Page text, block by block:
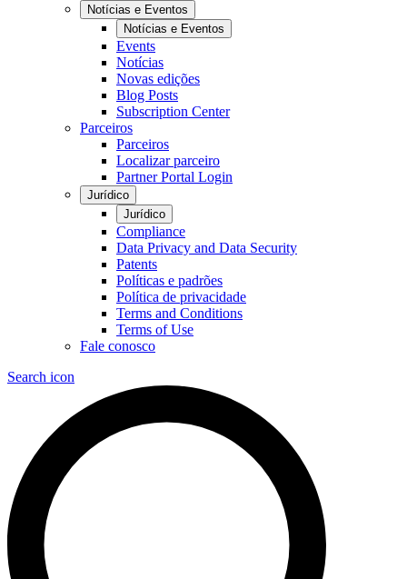
Notícias e Eventos
Notícias e Eventos
Events
Notícias
Novas edições
Blog Posts
Subscription Center
Parceiros
Parceiros
Localizar parceiro
Partner Portal Login
Jurídico
Jurídico
Compliance
Data Privacy and Data Security
Patents
Políticas e padrões
Política de privacidade
Terms and Conditions
Terms of Use
Fale conosco
Search icon